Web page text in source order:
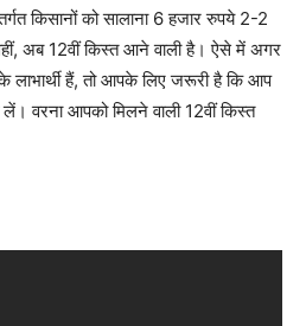
किसानों को सालाना 6 हजार रुपये 2-2
अब 12वीं किस्त आने वाली है। ऐसे में अगर
लाभार्थी हैं, तो आपके लिए जरूरी है कि आप
वरना आपको मिलने वाली 12वीं किस्त